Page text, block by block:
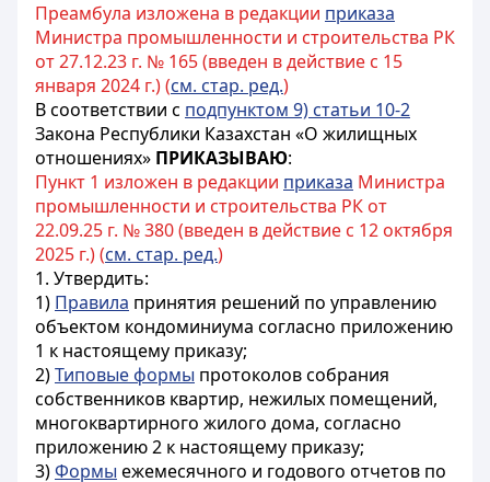
Преамбула изложена в редакции приказа
Министра промышленности и строительства РК
от 27.12.23 г. № 165 (введен в действие с 15
января 2024 г.) (см. стар. ред.)
В соответствии с подпунктом 9) статьи 10-2
Закона Республики Казахстан «О жилищных
отношениях» ПРИКАЗЫВАЮ:
Пункт 1 изложен в редакции приказа Министра
промышленности и строительства РК от
22.09.25 г. № 380 (введен в действие с 12 октября
2025 г.) (см. стар. ред.)
1. Утвердить:
1) Правила принятия решений по управлению
объектом кондоминиума согласно приложению
1 к настоящему приказу;
2)Типовые формы протоколов собрания
собственников квартир, нежилых помещений,
многоквартирного жилого дома, согласно
приложению 2 к настоящему приказу;
3)Формы ежемесячного и годового отчетов по